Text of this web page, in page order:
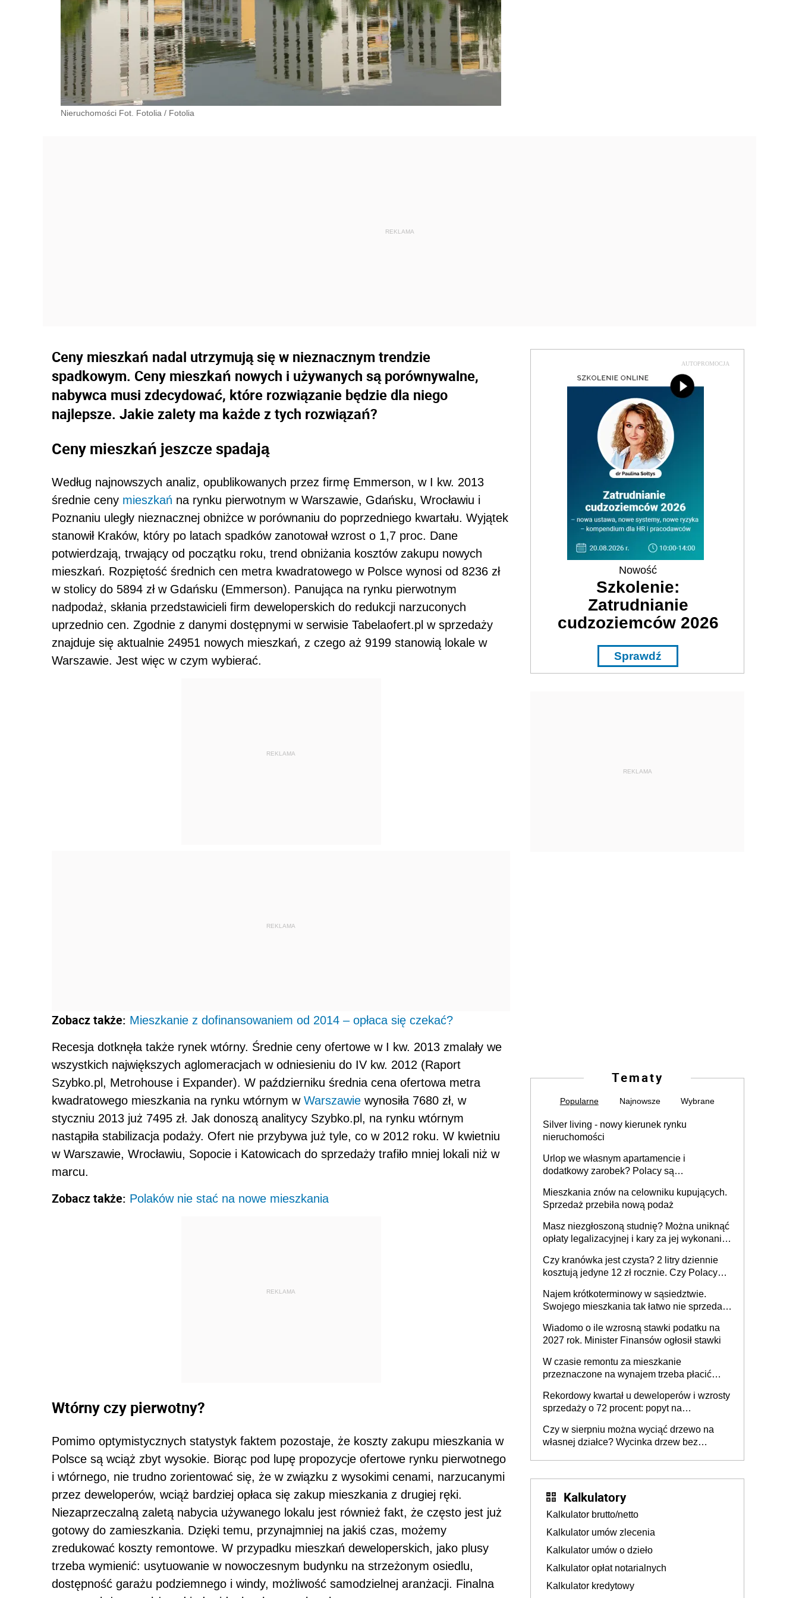
Nieruchomości Fot. Fotolia / Fotolia
Ceny mieszkań nadal utrzymują się w nieznacznym trendzie
spadkowym. Ceny mieszkań nowych i używanych są porównywalne,
nabywca musi zdecydować, które rozwiązanie będzie dla niego
najlepsze. Jakie zalety ma każde z tych rozwiązań?
Ceny mieszkań jeszcze spadają
Według najnowszych analiz, opublikowanych przez firmę Emmerson, w I kw. 2013
średnie ceny mieszkań na rynku pierwotnym w Warszawie, Gdańsku, Wrocławiu i
Poznaniu uległy nieznacznej obniżce w porównaniu do poprzedniego kwartału. Wyjątek
stanowił Kraków, który po latach spadków zanotował wzrost o 1,7 proc. Dane
potwierdzają, trwający od początku roku, trend obniżania kosztów zakupu nowych
mieszkań. Rozpiętość średnich cen metra kwadratowego w Polsce wynosi od 8236 zł
w stolicy do 5894 zł w Gdańsku (Emmerson). Panująca na rynku pierwotnym
nadpodaż, skłania przedstawicieli firm deweloperskich do redukcji narzuconych
uprzednio cen. Zgodnie z danymi dostępnymi w serwisie Tabelaofert.pl w sprzedaży
znajduje się aktualnie 24951 nowych mieszkań, z czego aż 9199 stanowią lokale w
Warszawie. Jest więc w czym wybierać.
REKLAMA
REKLAMA
Zobacz także: Mieszkanie z dofinansowaniem od 2014 – opłaca się czekać?
Recesja dotknęła także rynek wtórny. Średnie ceny ofertowe w I kw. 2013 zmalały we
wszystkich największych aglomeracjach w odniesieniu do IV kw. 2012 (Raport
Szybko.pl, Metrohouse i Expander). W październiku średnia cena ofertowa metra
kwadratowego mieszkania na rynku wtórnym w Warszawie wynosiła 7680 zł, w
styczniu 2013 już 7495 zł. Jak donoszą analitycy Szybko.pl, na rynku wtórnym
nastąpiła stabilizacja podaży. Ofert nie przybywa już tyle, co w 2012 roku. W kwietniu
w Warszawie, Wrocławiu, Sopocie i Katowicach do sprzedaży trafiło mniej lokali niż w
marcu.
Zobacz także: Polaków nie stać na nowe mieszkania
REKLAMA
Wtórny czy pierwotny?
Pomimo optymistycznych statystyk faktem pozostaje, że koszty zakupu mieszkania w
Polsce są wciąż zbyt wysokie. Biorąc pod lupę propozycje ofertowe rynku pierwotnego
i wtórnego, nie trudno zorientować się, że w związku z wysokimi cenami, narzucanymi
przez deweloperów, wciąż bardziej opłaca się zakup mieszkania z drugiej ręki.
Niezaprzeczalną zaletą nabycia używanego lokalu jest również fakt, że często jest już
gotowy do zamieszkania. Dzięki temu, przynajmniej na jakiś czas, możemy
zredukować koszty remontowe. W przypadku mieszkań deweloperskich, jako plusy
trzeba wymienić: usytuowanie w nowoczesnym budynku na strzeżonym osiedlu,
dostępność garażu podziemnego i windy, możliwość samodzielnej aranżacji. Finalna
AUTOPROMOCJA
Nowość
Szkolenie:
Zatrudnianie
cudzoziemców 2026
Sprawdź
REKLAMA
Tematy
Popularne Najnowsze Wybrane
Silver living - nowy kierunek rynku
nieruchomości
Urlop we własnym apartamencie i
dodatkowy zarobek? Polacy są
Mieszkania znów na celowniku kupujących.
Sprzedaż przebiła nową podaż
Masz niezgłoszoną studnię? Można uniknąć
opłaty legalizacyjnej i kary za jej wykonanie,
Czy kranówka jest czysta? 2 litry dziennie
kosztują jedyne 12 zł rocznie. Czy Polacy
Najem krótkoterminowy w sąsiedztwie.
Swojego mieszkania tak łatwo nie sprzedaż
Wiadomo o ile wzrosną stawki podatku na
2027 rok. Minister Finansów ogłosił stawki
W czasie remontu za mieszkanie
przeznaczone na wynajem trzeba płacić
realizuje w nim potrzeb mieszkaniowych
Rekordowy kwartał u deweloperów i wzrosty
sprzedaży o 72 procent: popyt na
Czy w sierpniu można wyciąć drzewo na
własnej działce? Wycinka drzew bez
Kalkulatory
Kalkulator brutto/netto
Kalkulator umów zlecenia
Kalkulator umów o dzieło
Kalkulator opłat notarialnych
Kalkulator kredytowy